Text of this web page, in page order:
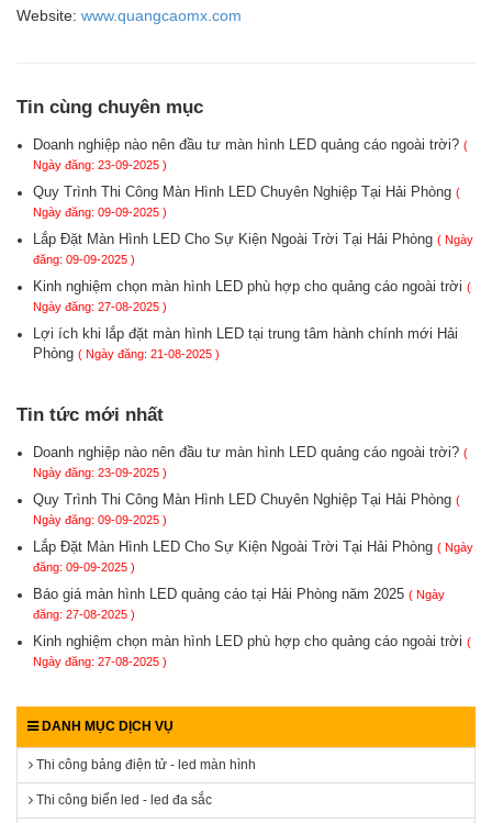
Website: www.quangcaomx.com
Tin cùng chuyên mục
Doanh nghiệp nào nên đầu tư màn hình LED quảng cáo ngoài trời? (
Ngày đăng: 23-09-2025 )
Quy Trình Thi Công Màn Hình LED Chuyên Nghiệp Tại Hải Phòng (
Ngày đăng: 09-09-2025 )
Lắp Đặt Màn Hình LED Cho Sự Kiện Ngoài Trời Tại Hải Phòng ( Ngày
đăng: 09-09-2025 )
Kinh nghiệm chọn màn hình LED phù hợp cho quảng cáo ngoài trời (
Ngày đăng: 27-08-2025 )
Lợi ích khi lắp đặt màn hình LED tại trung tâm hành chính mới Hải
Phòng ( Ngày đăng: 21-08-2025 )
Tin tức mới nhất
Doanh nghiệp nào nên đầu tư màn hình LED quảng cáo ngoài trời? (
Ngày đăng: 23-09-2025 )
Quy Trình Thi Công Màn Hình LED Chuyên Nghiệp Tại Hải Phòng (
Ngày đăng: 09-09-2025 )
Lắp Đặt Màn Hình LED Cho Sự Kiện Ngoài Trời Tại Hải Phòng ( Ngày
đăng: 09-09-2025 )
Báo giá màn hình LED quảng cáo tại Hải Phòng năm 2025 ( Ngày
đăng: 27-08-2025 )
Kinh nghiệm chọn màn hình LED phù hợp cho quảng cáo ngoài trời (
Ngày đăng: 27-08-2025 )
DANH MỤC DỊCH VỤ
Thi công bảng điện tử - led màn hình
Thi công biển led - led đa sắc